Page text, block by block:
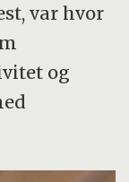
var hvor
og